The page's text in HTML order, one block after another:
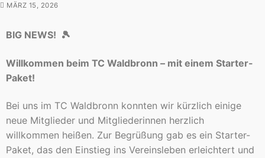
MÄRZ 15, 2026
BIG NEWS! 🎾
Willkommen beim TC Waldbronn – mit einem Starter-
Paket!
Bei uns im TC Waldbronn konnten wir kürzlich einige
neue Mitglieder und Mitgliederinnen herzlich
willkommen heißen. Zur Begrüßung gab es ein Starter-
Paket, das den Einstieg ins Vereinsleben erleichtert und